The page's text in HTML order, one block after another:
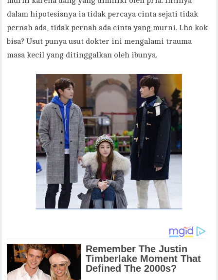
dalam hipotesisnya ia tidak percaya cinta sejati tidak
pernah ada, tidak pernah ada cinta yang murni. Lho kok
bisa? Usut punya usut dokter ini mengalami trauma
masa kecil yang ditinggalkan oleh ibunya.